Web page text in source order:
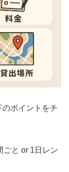
ポイントをチ
ごと or 1日レン